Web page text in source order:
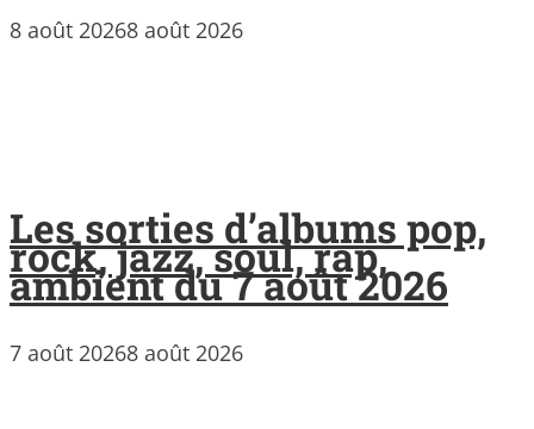
8 août 20268 août 2026
Les sorties d’albums pop,
rock, jazz, soul, rap,
ambient du 7 août 2026
7 août 20268 août 2026